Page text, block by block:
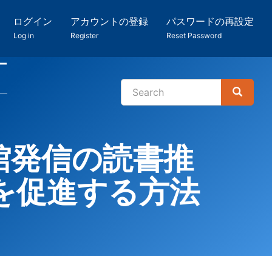
ログイン
Log in
アカウントの登録
Register
パスワードの再設定
Reset Password
検
Search
Search
信の読書推
促進する方法